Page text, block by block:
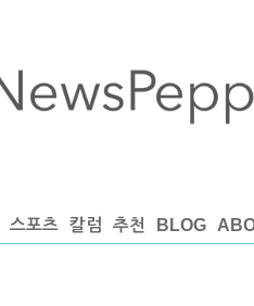
스포츠 칼럼 추천 BLOG